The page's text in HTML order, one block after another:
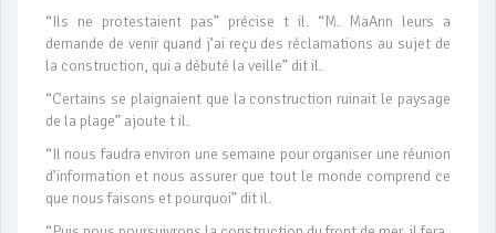
“Ils ne protestaient pas” précise t il. “M. MaAnn leurs a
demande de venir quand j’ai reçu des réclamations au sujet de
la construction, qui a débuté la veille” dit il.
“Certains se plaignaient que la construction ruinait le paysage
de la plage” ajoute t il.
“Il nous faudra environ une semaine pour organiser une réunion
d’information et nous assurer que tout le monde comprend ce
que nous faisons et pourquoi” dit il.